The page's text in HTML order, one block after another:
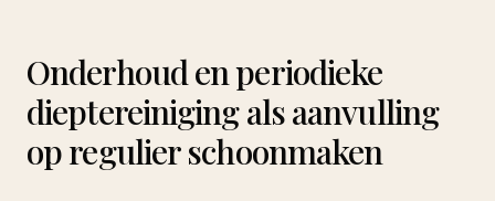
Onderhoud en periodieke
dieptereiniging als aanvulling
op regulier schoonmaken